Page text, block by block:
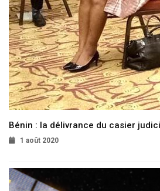
Bénin : la délivrance du casier
1 août 2020